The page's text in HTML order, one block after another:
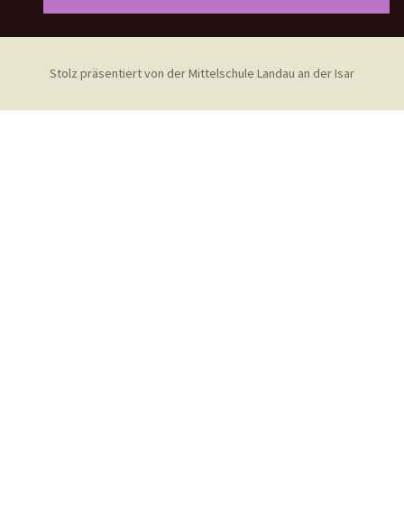
Stolz präsentiert von der Mittelschule Landau an der Isar